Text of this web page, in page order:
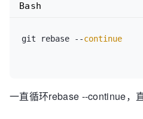
git rebase --continue
Bash
一直循环rebase --continue，